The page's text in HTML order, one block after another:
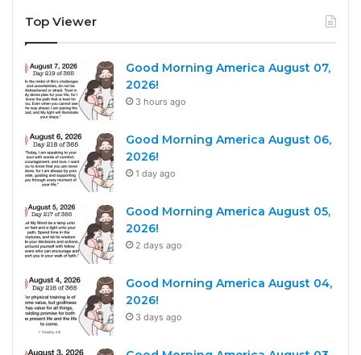
Top Viewer
Good Morning America August 07,
2026!
3 hours ago
Good Morning America August 06,
2026!
1 day ago
Good Morning America August 05,
2026!
2 days ago
Good Morning America August 04,
2026!
3 days ago